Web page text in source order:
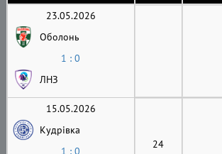
23.05.2026
Оболонь
1 : 0
ЛНЗ
15.05.2026
Кудрівка
1 : 0
24